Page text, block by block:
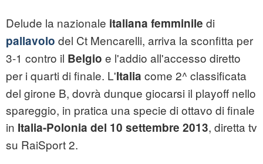
Delude la nazionale italiana femminile di
pallavolo del Ct Mencarelli, arriva la sconfitta per
3-1 contro il Belgio e l'addio all'accesso diretto
per i quarti di finale. L'Italia come 2^ classificata
del girone B, dovrà dunque giocarsi il playoff nello
spareggio, in pratica una specie di ottavo di finale
in Italia-Polonia del 10 settembre 2013, diretta tv
su RaiSport 2.